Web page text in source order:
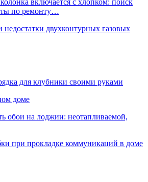
включается с хлопком: поиск
по ремонту…
двухконтурных газовых
для клубники своими руками
доме
обои на лоджии: неотапливаемой,
при прокладке коммуникаций в доме